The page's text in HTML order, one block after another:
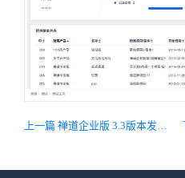
上一篇 禅道企业版 3.3版本发布，主要完善反馈功能，修改bug，集成新版本客户端代码。